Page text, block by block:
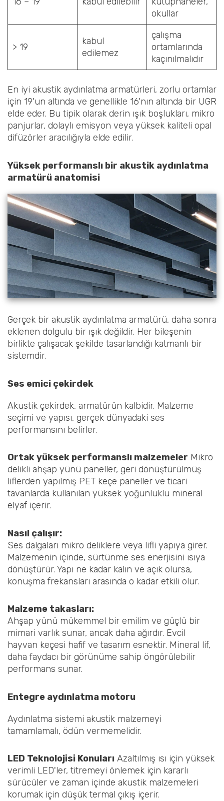
okullar
> 19
kabul
edilemez
çalışma
ortamlarında
kaçınılmalıdır
En iyi akustik aydınlatma armatürleri, zorlu ortamlar
için 19'un altında ve genellikle 16'nın altında bir UGR
elde eder. Bu tipik olarak derin ışık boşlukları, mikro
panjurlar, dolaylı emisyon veya yüksek kaliteli opal
difüzörler aracılığıyla elde edilir.
Yüksek performanslı bir akustik aydınlatma
armatürü anatomisi
Gerçek bir akustik aydınlatma armatürü, daha sonra
eklenen dolgulu bir ışık değildir. Her bileşenin
birlikte çalışacak şekilde tasarlandığı katmanlı bir
sistemdir.
Ses emici çekirdek
Akustik çekirdek, armatürün kalbidir. Malzeme
seçimi ve yapısı, gerçek dünyadaki ses
performansını belirler.
Ortak yüksek performanslı malzemeler Mikro
delikli ahşap yünü paneller, geri dönüştürülmüş
liflerden yapılmış PET keçe paneller ve ticari
tavanlarda kullanılan yüksek yoğunluklu mineral
elyaf içerir.
Nasıl çalışır:
Ses dalgaları mikro deliklere veya lifli yapıya girer.
Malzemenin içinde, sürtünme ses enerjisini ısıya
dönüştürür. Yapı ne kadar kalın ve açık olursa,
konuşma frekansları arasında o kadar etkili olur.
Malzeme takasları:
Ahşap yünü mükemmel bir emilim ve güçlü bir
mimari varlık sunar, ancak daha ağırdır. Evcil
hayvan keçesi hafif ve tasarım esnektir. Mineral lif,
daha faydacı bir görünüme sahip öngörülebilir
performans sunar.
Entegre aydınlatma motoru
Aydınlatma sistemi akustik malzemeyi
tamamlamalı, ödün vermemelidir.
LED Teknolojisi Konuları Azaltılmış ısı için yüksek
verimli LED'ler, titremeyi önlemek için kararlı
sürücüler ve zaman içinde akustik malzemeleri
korumak için düşük termal çıkış içerir.